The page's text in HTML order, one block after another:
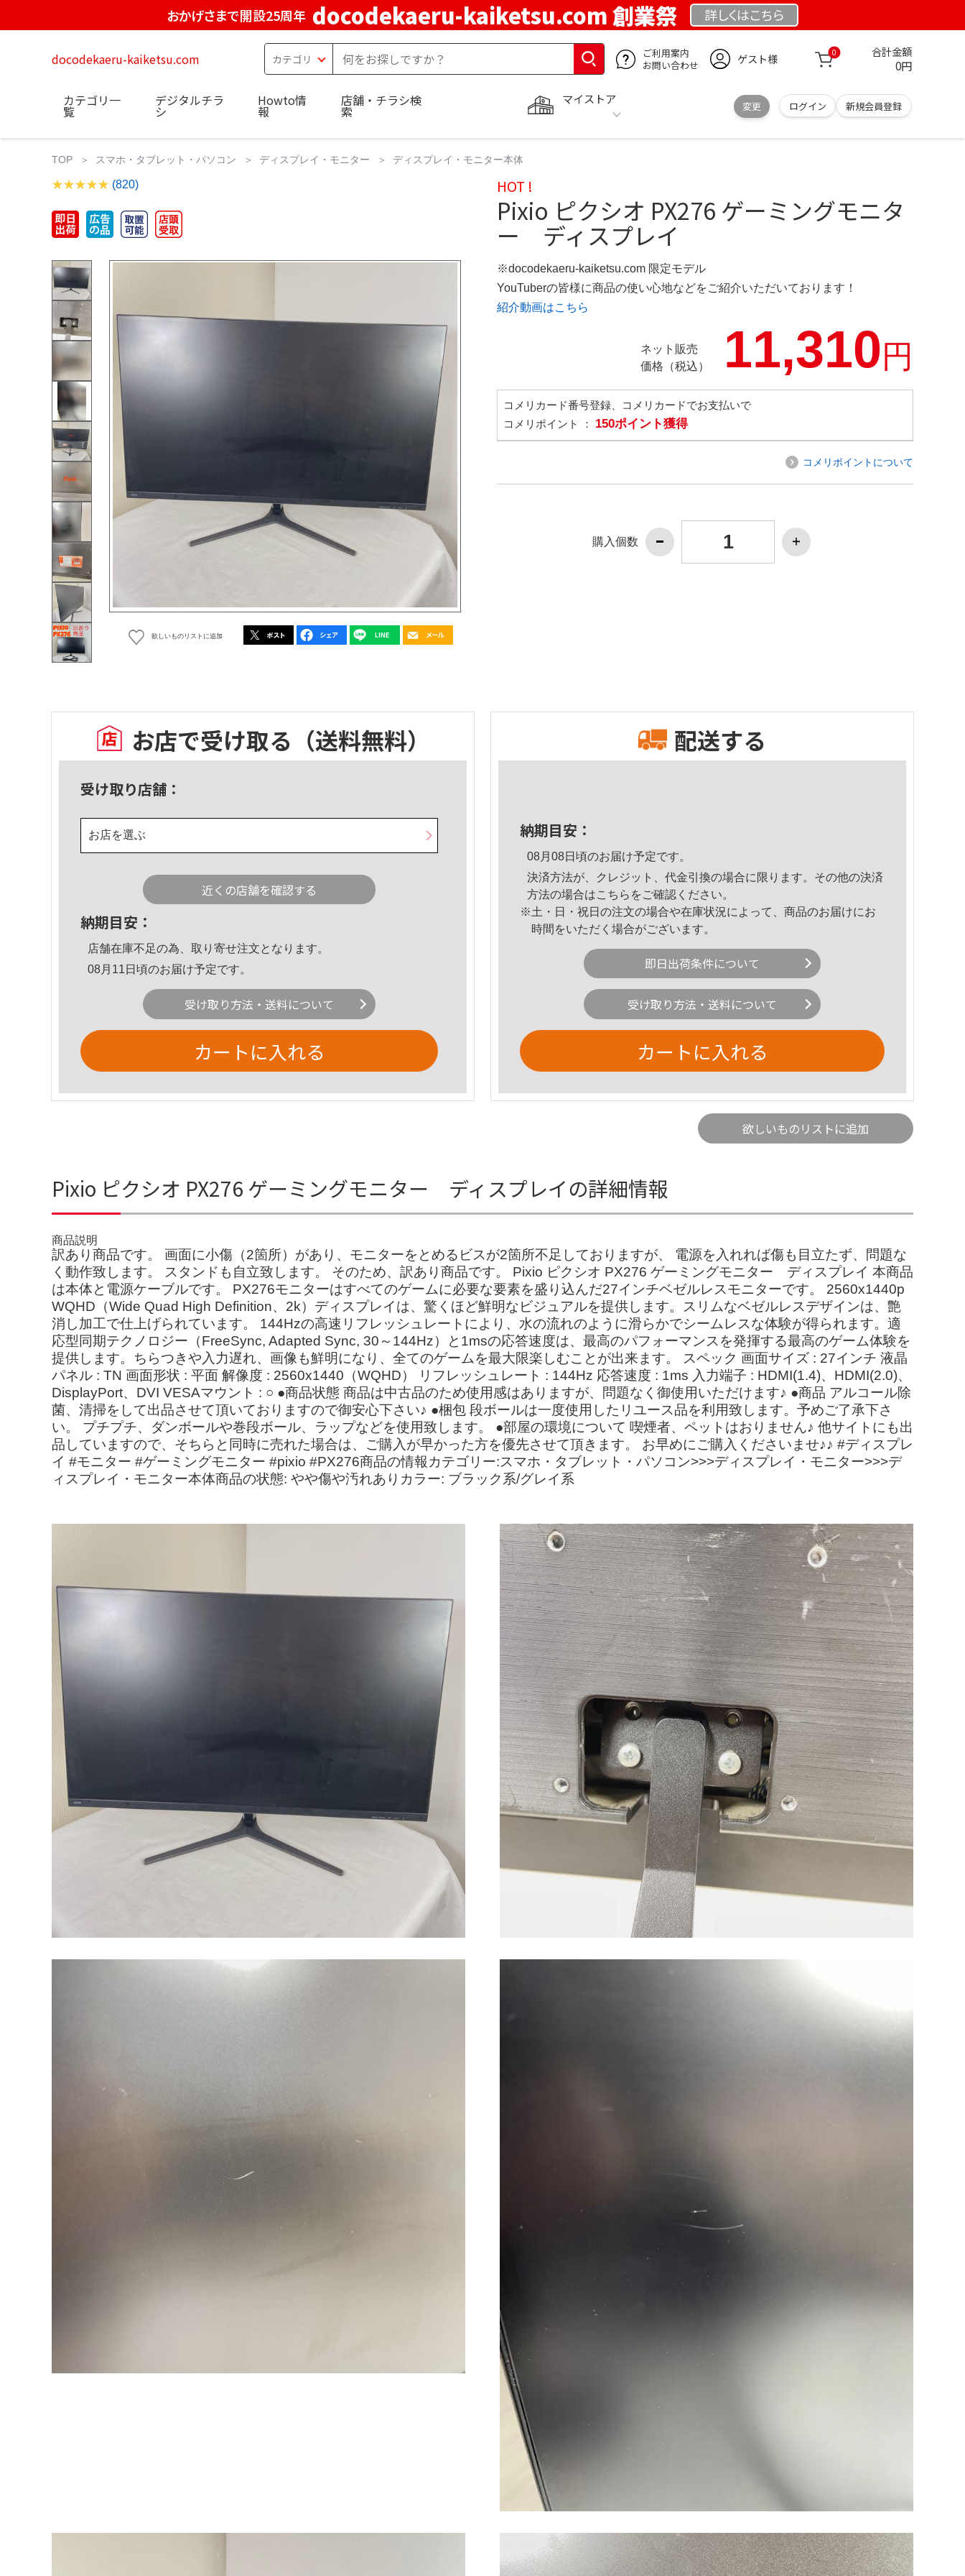
おかげさまで開設25周年 docodekaeru-kaiketsu.com 創業祭 詳しくはこちら
docodekaeru-kaiketsu.com
ご利用案内
お問い合わせ
ゲスト様 0 合計金額
0円
マイストア
変更 ログイン 新規会員登録
カテゴリ一
覧
デジタルチラ
シ
Howto情
報
店舗・チラシ検
索
TOP スマホ・タブレット・パソコン ディスプレイ・モニター ディスプレイ・モニター本体
(820)
欲しいものリストに追加
HOT !
Pixio ピクシオ PX276 ゲーミングモニタ
ー ディスプレイ
※docodekaeru-kaiketsu.com 限定モデル
YouTuberの皆様に商品の使い心地などをご紹介いただいております！
紹介動画はこちら
ネット販売
価格（税込）
11,310円
コメリカード番号登録、コメリカードでお支払いで
コメリポイント ： 150ポイント獲得
コメリポイントについて
購入個数
お店で受け取る （送料無料）
受け取り店舗：
お店を選ぶ
近くの店舗を確認する
納期目安：
店舗在庫不足の為、取り寄せ注文となります。
08月11日頃のお届け予定です。
受け取り方法・送料について
カートに入れる
配送する
納期目安：
08月08日頃のお届け予定です。
決済方法が、クレジット、代金引換の場合に限ります。その他の決済
方法の場合はこちら をご確認ください。
※土・日・祝日の注文の場合や在庫状況によって、商品のお届けにお
時間をいただく場合がございます。
即日出荷条件について
受け取り方法・送料について
カートに入れる
欲しいものリストに追加
Pixio ピクシオ PX276 ゲーミングモニター ディスプレイの詳細情報
商品説明
訳あり商品です。 画面に小傷（2箇所）があり、モニターをとめるビスが2箇所不足しておりますが、 電源を入れれば傷も目立たず、問題な
く動作致します。 スタンドも自立致します。 そのため、訳あり商品です。 Pixio ピクシオ PX276 ゲーミングモニター ディスプレイ 本商品
は本体と電源ケーブルです。 PX276モニターはすべてのゲームに必要な要素を盛り込んだ27インチベゼルレスモニターです。 2560x1440p
WQHD（Wide Quad High Definition、2k）ディスプレイは、驚くほど鮮明なビジュアルを提供します。スリムなベゼルレスデザインは、艶
消し加工で仕上げられています。 144Hzの高速リフレッシュレートにより、水の流れのように滑らかでシームレスな体験が得られます。適
応型同期テクノロジー（FreeSync, Adapted Sync, 30～144Hz）と1msの応答速度は、最高のパフォーマンスを発揮する最高のゲーム体験を
提供します。ちらつきや入力遅れ、画像も鮮明になり、全てのゲームを最大限楽しむことが出来ます。 スペック 画面サイズ : 27インチ 液晶
パネル : TN 画面形状 : 平面 解像度 : 2560x1440（WQHD） リフレッシュレート : 144Hz 応答速度 : 1ms 入力端子 : HDMI(1.4)、HDMI(2.0)、
DisplayPort、DVI VESAマウント : ○ ●商品状態 商品は中古品のため使用感はありますが、問題なく御使用いただけます♪ ●商品 アルコール除
菌、清掃をして出品させて頂いておりますので御安心下さい♪ ●梱包 段ボールは一度使用したリユース品を利用致します。予めご了承下さ
い。 プチプチ、ダンボールや巻段ボール、ラップなどを使用致します。 ●部屋の環境について 喫煙者、ペットはおりません♪ 他サイトにも出
品していますので、そちらと同時に売れた場合は、ご購入が早かった方を優先させて頂きます。 お早めにご購入くださいませ♪♪ #ディスプレ
イ #モニター #ゲーミングモニター #pixio #PX276商品の情報カテゴリー:スマホ・タブレット・パソコン>>>ディスプレイ・モニター>>>デ
ィスプレイ・モニター本体商品の状態: やや傷や汚れありカラー: ブラック系/グレイ系